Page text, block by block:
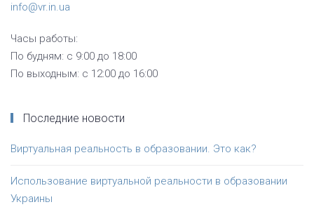
info@vr.in.ua
Часы работы:
По будням: с 9:00 до 18:00
По выходным: с 12:00 до 16:00
Последние новости
Виртуальная реальность в образовании. Это как?
Использование виртуальной реальности в образовании
Украины